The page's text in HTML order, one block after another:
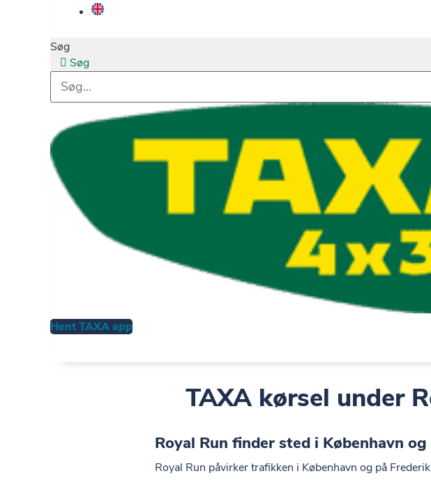
Søg
Søg
Hent TAXA app
TAXA kørsel under
Royal Run finder sted i København
Royal Run påvirker trafikken i København og på